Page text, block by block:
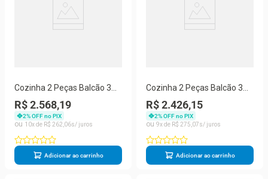
Cozinha 2 Peças Balcão 3
Portas 2 Gavetas MDF
120CM Titânio Fosco
Amoudi Móveis
R$ 2.568,19
2% OFF no PIX
10
R$ 262 06
Adicionar ao carrinho
Cozinha 2 Peças Balcão 3
Portas 2 Gavetas MDF
120CM Titânio Fosco
Amoudi Móveis
R$ 2.426,15
2% OFF no PIX
9
R$ 275 07
Adicionar ao carrinho